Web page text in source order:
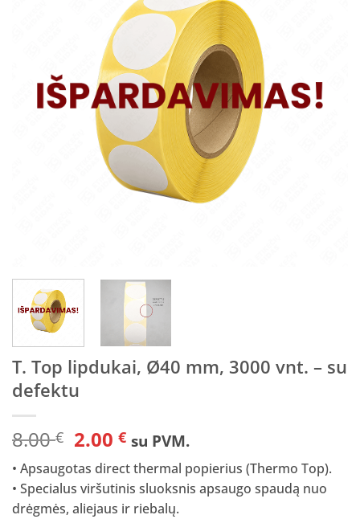
T. Top lipdukai, Ø40 mm, 3000 vnt. – su
defektu
8.00€ Original
price
was:
8.00 €.
2.00€Current
price
is:
2.00 €.
su PVM.
• Apsaugotas direct thermal popierius (Thermo Top).
• Specialus viršutinis sluoksnis apsaugo spaudą nuo
drėgmės, aliejaus ir riebalų.